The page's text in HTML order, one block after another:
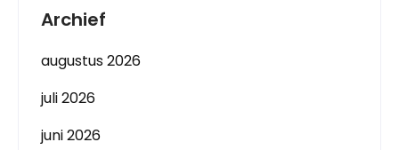
Archief
augustus 2026
juli 2026
juni 2026